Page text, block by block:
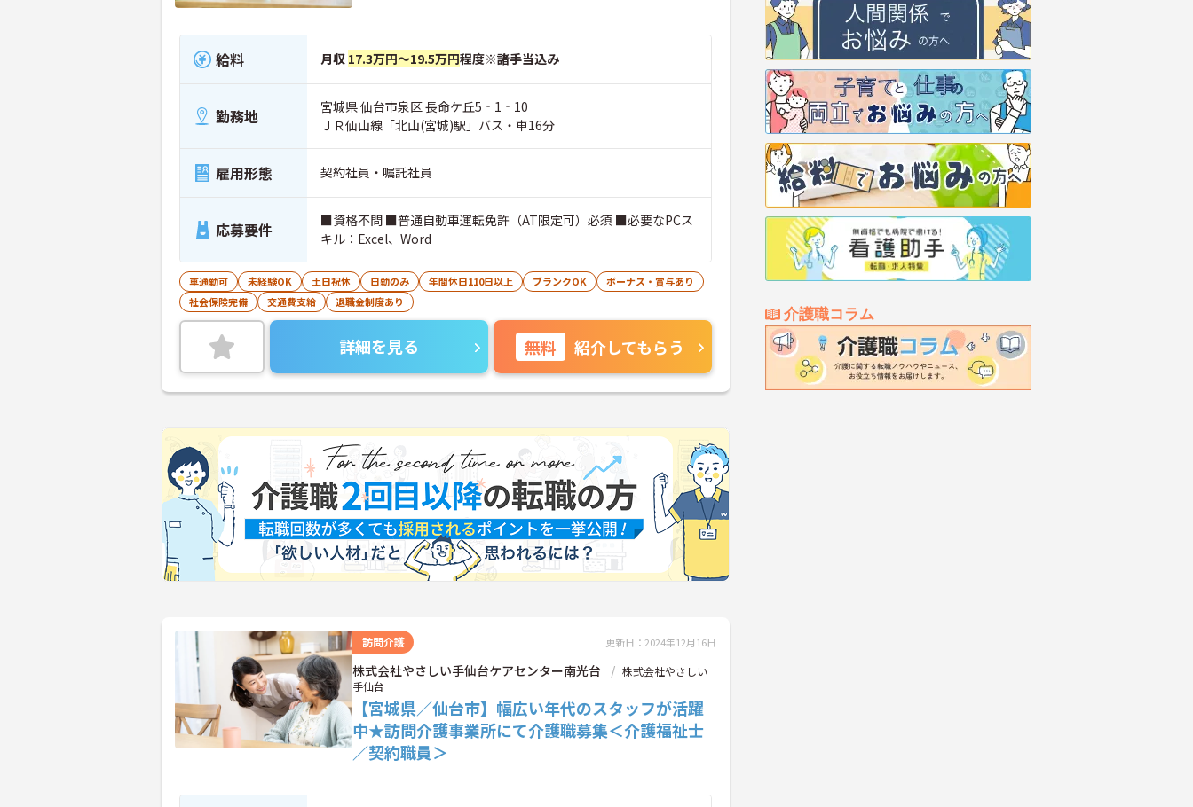
介護職コラム
給料 月収 17.3万円～19.5万円程度※諸手当込み
勤務地
宮城県 仙台市泉区 長命ケ丘5‐1‐10
ＪＲ仙山線「北山(宮城)駅」バス・車16分
雇用形態 契約社員・嘱託社員
応募要件
■資格不問 ■普通自動車運転免許（AT限定可）必須 ■必要なPCス
キル：Excel、Word
車通勤可 未経験OK 土日祝休 日勤のみ 年間休日110日以上 ブランクOK
ボーナス・賞与あり
社会保険完備
交通費支給 退職金制度あり
詳細を見る 無料 紹介してもらう
訪問介護 更新日：2024年12月16日
株式会社やさしい手仙台ケアセンター南光台
株式会社やさしい
手仙台
【宮城県／仙台市】幅広い年代のスタッフが活躍
中★訪問介護事業所にて介護職募集＜介護福祉士
／契約職員＞